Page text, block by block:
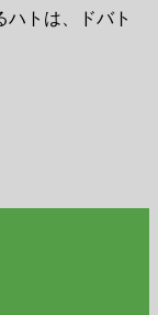
トは、ドバト